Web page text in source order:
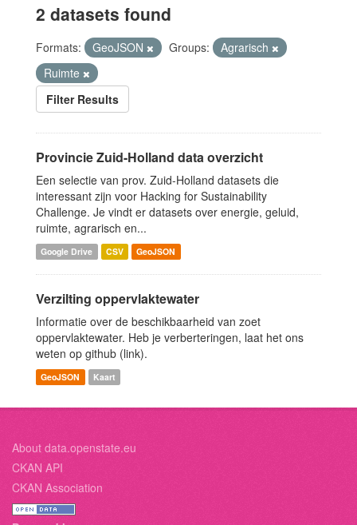
2 datasets found
Formats: GeoJSON Groups:
Agrarisch
Ruimte
Filter Results
Provincie Zuid-Holland data overzicht
Een selectie van prov. Zuid-Holland datasets die
interessant zijn voor Hacking for Sustainability
Challenge. Je vindt er datasets over energie, geluid,
ruimte, agrarisch en...
Google Drive CSV GeoJSON
Verzilting oppervlaktewater
Informatie over de beschikbaarheid van zoet
oppervlaktewater. Heb je verberteringen, laat het ons
weten op github (link).
GeoJSON Kaart
About data.openstate.eu
CKAN API
CKAN Association